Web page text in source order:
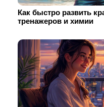
Как быстро развить
тренажеров и химии